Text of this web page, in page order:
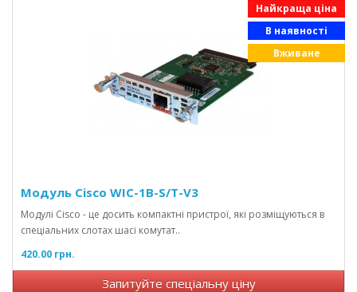
Найкраща ціна
В наявності
Вживане
Модуль Cisco WIC-1B-S/T-V3
Модулі Cisco - це досить компактні пристрої, які розміщуються в
спеціальних слотах шасі комутат..
420.00 грн.
Запитуйте спеціальну ціну